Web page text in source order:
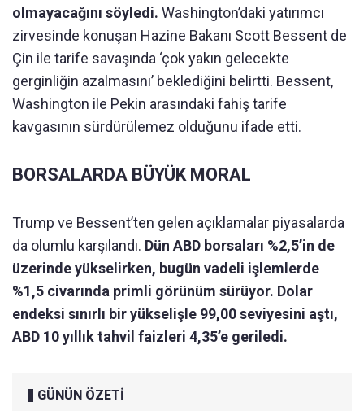
olmayacağını söyledi. Washington’daki yatırımcı
zirvesinde konuşan Hazine Bakanı Scott Bessent de
Çin ile tarife savaşında ‘çok yakın gelecekte
gerginliğin azalmasını’ beklediğini belirtti. Bessent,
Washington ile Pekin arasındaki fahiş tarife
kavgasının sürdürülemez olduğunu ifade etti.
BORSALARDA BÜYÜK MORAL
Trump ve Bessent’ten gelen açıklamalar piyasalarda
da olumlu karşılandı. Dün ABD borsaları %2,5’in de
üzerinde yükselirken, bugün vadeli işlemlerde
%1,5 civarında primli görünüm sürüyor. Dolar
endeksi sınırlı bir yükselişle 99,00 seviyesini aştı,
ABD 10 yıllık tahvil faizleri 4,35’e geriledi.
GÜNÜN ÖZETİ